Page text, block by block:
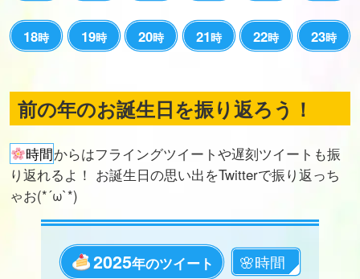
18時 19時 20時 21時 22時 23時
前の年のお誕生日を振り返ろう！
時間からはフライングツイートや遅刻ツイートも振
り返れるよ！ お誕生日の思い出をTwitterで振り返っち
ゃお(*´ω`*)
2025年のツイート